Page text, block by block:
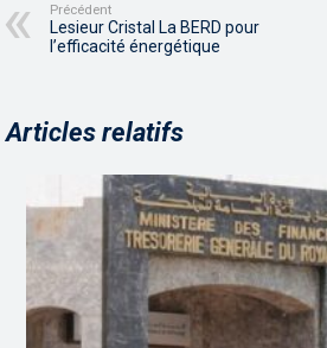
Précédent
Lesieur Cristal La BERD pour
l’efficacité énergétique
Articles relatifs